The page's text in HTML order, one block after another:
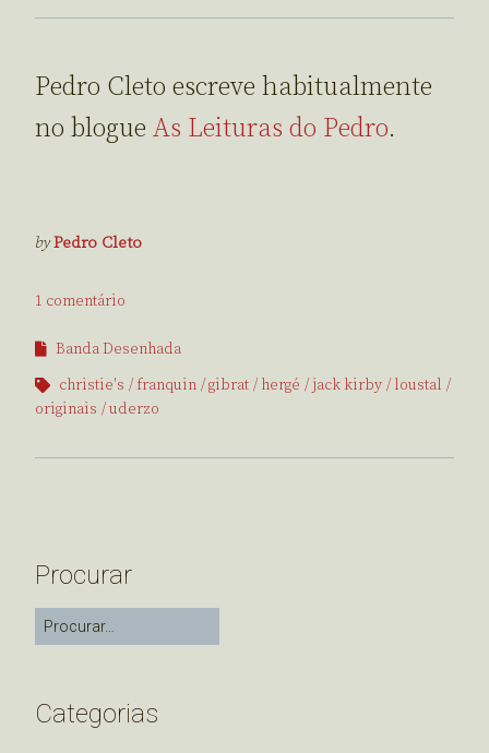
Pedro Cleto escreve habitualmente
no blogue As Leituras do Pedro.
byPedro Cleto
1 comentário
Banda Desenhada
christie's
franquin gibrat hergé jack kirby
loustal
originais
uderzo
Procurar
Categorias